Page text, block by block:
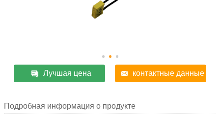
Лучшая цена контактные данные
Подробная информация о продукте